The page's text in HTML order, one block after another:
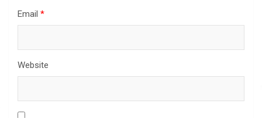
Email *
Website